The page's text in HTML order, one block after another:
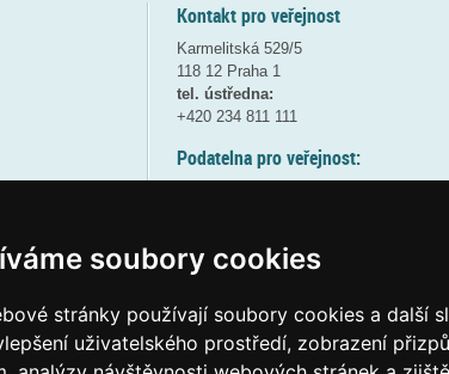
soubory cookies
stránky používají soubory cookies a další
uživatelského prostředí, zobrazení
Kontakt pro veřejnost
Karmelitská 529/5
118 12 Praha 1
tel. ústředna:
+420 234 811 111
Podatelna pro veřejnost:
(více informací
Elektronická podatelna: